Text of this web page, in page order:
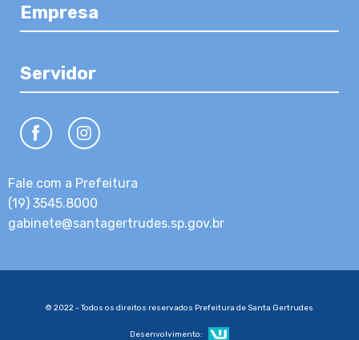
Empresa
Servidor
Fale com a Prefeitura
(19) 3545.8000
gabinete@santagertrudes.sp.gov.br
© 2022 - Todos os direitos reservados Prefeitura de Santa Gertrudes
Desenvolvimento: